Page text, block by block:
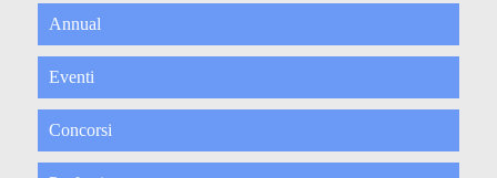
Annual
Eventi
Concorsi